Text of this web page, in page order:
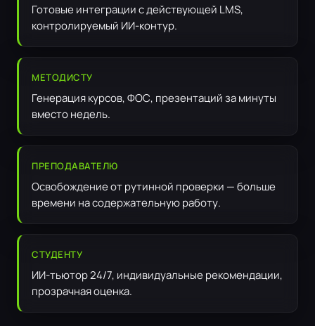
Готовые интеграции с действующей LMS,
контролируемый ИИ-контур.
МЕТОДИСТУ
Генерация курсов, ФОС, презентаций за минуты
вместо недель.
ПРЕПОДАВАТЕЛЮ
Освобождение от рутинной проверки — больше
времени на содержательную работу.
СТУДЕНТУ
ИИ-тьютор 24/7, индивидуальные рекомендации,
прозрачная оценка.